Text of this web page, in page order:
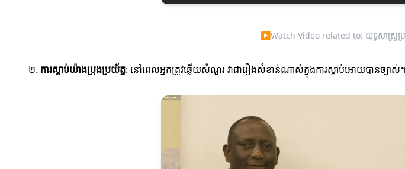
▶Watch Video related to: យុទ្ធសាស្រ្ត
២. ការស្តាប់យ៉ាងប្រុងប្រយ័ត្ន: នៅពេលអ្នកត្រូវឆ្លើយសំណួរ វាជារឿងសំខាន់ណាស់ក្នុងការស្តាប់អោយបានច្បាស់